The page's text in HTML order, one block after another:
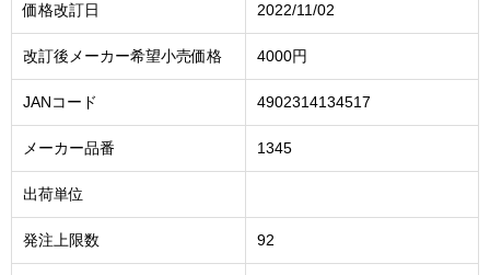
価格改訂日 2022/11/02
改訂後メーカー希望小売価格 4000円
JANコード 4902314134517
メーカー品番 1345
出荷単位
発注上限数 92